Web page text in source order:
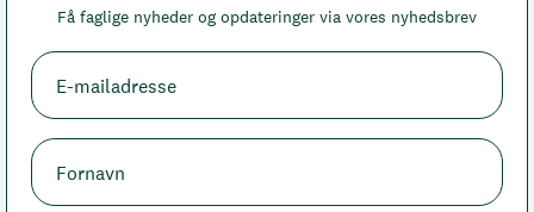
Få faglige nyheder og opdateringer via vores nyhedsbrev